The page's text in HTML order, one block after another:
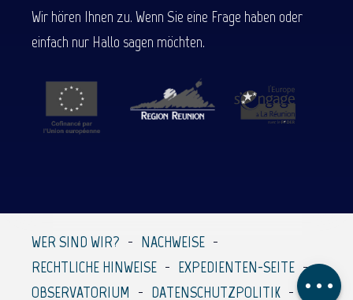
Kommentare
Wir hören Ihnen zu. Wenn Sie eine Frage haben oder
einfach nur Hallo sagen möchten.
WER SIND WIR?
NACHWEISE
RECHTLICHE HINWEISE
EXPEDIENTEN-SEITE
OBSERVATORIUM
DATENSCHUTZPOLITIK